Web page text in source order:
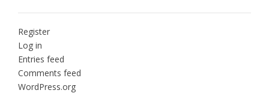
Register
Log in
Entries feed
Comments feed
WordPress.org